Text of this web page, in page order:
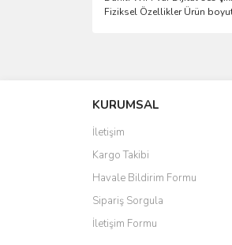
Fiziksel Özellikler Ürün
Ürün resmi kalitesiz,
Ürün
Ürün bilgilerinde
Ürün fiyatı diğer
Bu ürüne benzer
KURUMSAL
İletişim
Kargo Takibi
Havale Bildirim Formu
Sipariş Sorgula
İletişim Formu